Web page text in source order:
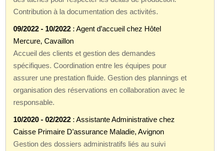
Contribution à la documentation des activités.
09/2022 - 10/2022 : Agent d’accueil chez Hôtel
Mercure, Cavaillon
Accueil des clients et gestion des demandes
spécifiques. Coordination entre les équipes pour
assurer une prestation fluide. Gestion des plannings et
organisation des réservations en collaboration avec le
responsable.
10/2020 - 02/2022 : Assistante Administrative chez
Caisse Primaire D’assurance Maladie, Avignon
Gestion des dossiers administratifs liés au suivi